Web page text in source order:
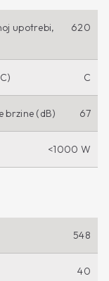
upotrebi,
620
C
brzine (dB) 67
<1000 W
548
40